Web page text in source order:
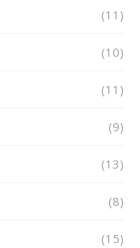
(11)
(10)
(11)
(9)
(13)
(8)
(15)